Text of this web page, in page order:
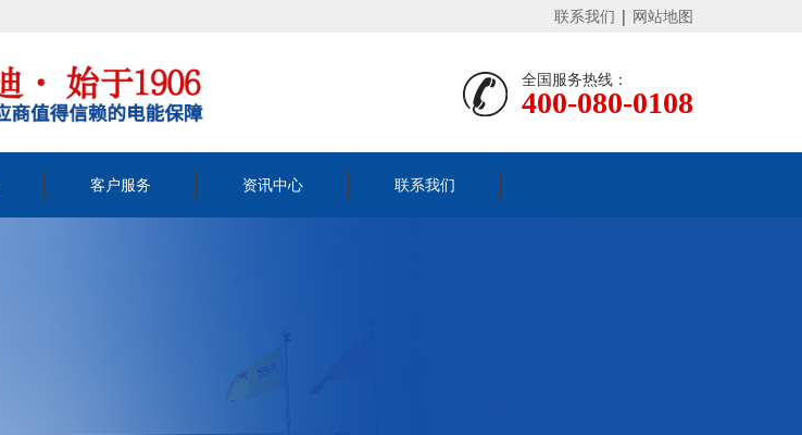
联系我们 | 网站地图
全国服务热线：
400-080-0108
客户服务 资讯中心 联系我们